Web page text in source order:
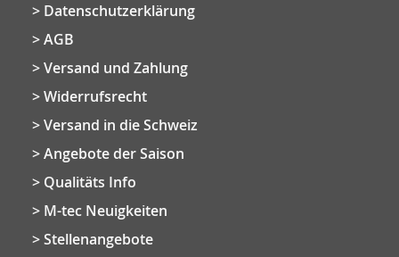
Datenschutzerklärung
AGB
Versand und Zahlung
Widerrufsrecht
Versand in die Schweiz
Angebote der Saison
Qualitäts Info
M-tec Neuigkeiten
Stellenangebote